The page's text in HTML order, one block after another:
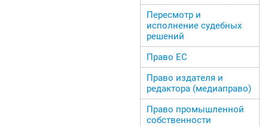
Пересмотр и
исполнение судебных
решений
Право ЕС
Право издателя и
редактора (медиаправо)
Право промышленной
собственности